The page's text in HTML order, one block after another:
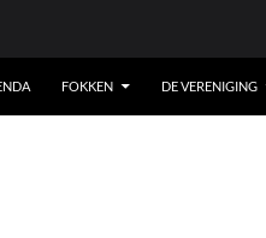
FOKKEN DE VERENIGING